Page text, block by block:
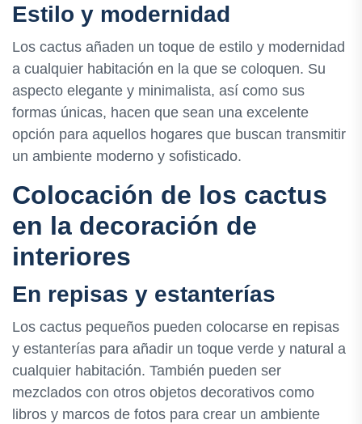
Estilo y modernidad
Los cactus añaden un toque de estilo y modernidad
a cualquier habitación en la que se coloquen. Su
aspecto elegante y minimalista, así como sus
formas únicas, hacen que sean una excelente
opción para aquellos hogares que buscan transmitir
un ambiente moderno y sofisticado.
Colocación de los cactus
en la decoración de
interiores
En repisas y estanterías
Los cactus pequeños pueden colocarse en repisas
y estanterías para añadir un toque verde y natural a
cualquier habitación. También pueden ser
mezclados con otros objetos decorativos como
libros y marcos de fotos para crear un ambiente